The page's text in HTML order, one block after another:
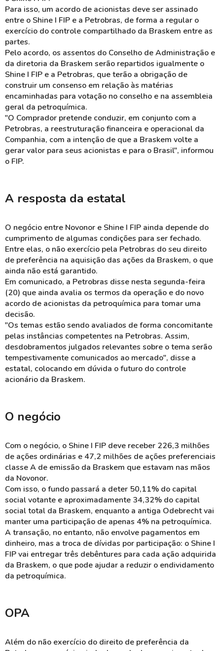
Para isso, um acordo de acionistas deve ser assinado
entre o Shine I FIP e a Petrobras, de forma a regular o
exercício do controle compartilhado da Braskem entre as
partes.
Pelo acordo, os assentos do Conselho de Administração e
da diretoria da Braskem serão repartidos igualmente o
Shine I FIP e a Petrobras, que terão a obrigação de
construir um consenso em relação às matérias
encaminhadas para votação no conselho e na assembleia
geral da petroquímica.
"O Comprador pretende conduzir, em conjunto com a
Petrobras, a reestruturação financeira e operacional da
Companhia, com a intenção de que a Braskem volte a
gerar valor para seus acionistas e para o Brasil", informou
o FIP.
A resposta da estatal
O negócio entre Novonor e Shine I FIP ainda depende do
cumprimento de algumas condições para ser fechado.
Entre elas, o não exercício pela Petrobras do seu direito
de preferência na aquisição das ações da Braskem, o que
ainda não está garantido.
Em comunicado, a Petrobras disse nesta segunda-feira
(20) que ainda avalia os termos da operação e do novo
acordo de acionistas da petroquímica para tomar uma
decisão.
"Os temas estão sendo avaliados de forma concomitante
pelas instâncias competentes na Petrobras. Assim,
desdobramentos julgados relevantes sobre o tema serão
tempestivamente comunicados ao mercado", disse a
estatal, colocando em dúvida o futuro do controle
acionário da Braskem.
O negócio
Com o negócio, o Shine I FIP deve receber 226,3 milhões
de ações ordinárias e 47,2 milhões de ações preferenciais
classe A de emissão da Braskem que estavam nas mãos
da Novonor.
Com isso, o fundo passará a deter 50,11% do capital
social votante e aproximadamente 34,32% do capital
social total da Braskem, enquanto a antiga Odebrecht vai
manter uma participação de apenas 4% na petroquímica.
A transação, no entanto, não envolve pagamentos em
dinheiro, mas a troca de dívidas por participação: o Shine I
FIP vai entregar três debêntures para cada ação adquirida
da Braskem, o que pode ajudar a reduzir o endividamento
da petroquímica.
OPA
Além do não exercício do direito de preferência da